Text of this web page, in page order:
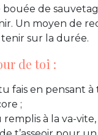
bouée de
Un moyen de
sur la durée.
de toi :
fais en pensant
;
à la va-vite,